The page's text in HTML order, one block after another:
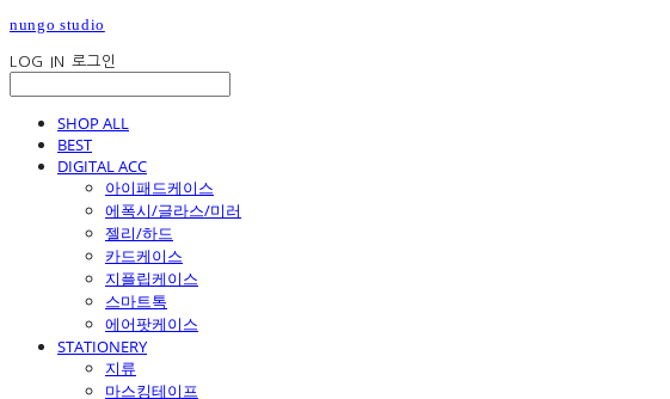
nungo studio
LOG IN 로그인
SHOP ALL
BEST
DIGITAL ACC
아이패드케이스
에폭시/글라스/미러
젤리/하드
카드케이스
지플립케이스
스마트톡
에어팟케이스
STATIONERY
지류
마스킹테이프